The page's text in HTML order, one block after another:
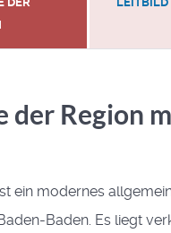
der Region
ein modernes
Baden. Es liegt